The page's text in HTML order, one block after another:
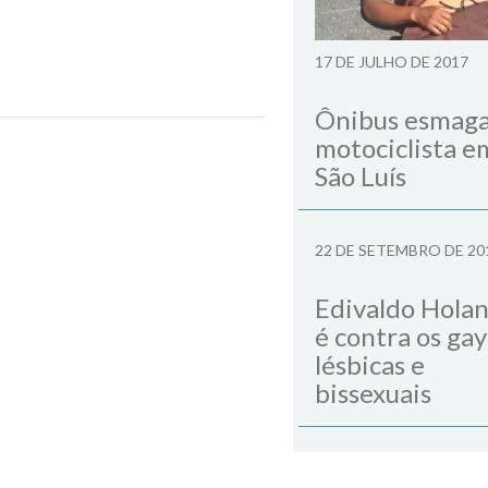
17 DE JULHO DE 2017
Ônibus
motociclista
São Luís
22 DE SETEMBRO DE
Edivaldo
é contra os
lésbicas e
bissexuais